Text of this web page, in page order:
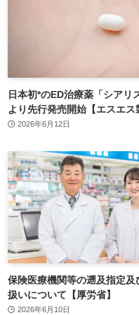
日本初*のED治療薬「シアリ
より先行発売開始【エスエス
2026年6月12日
保険医療機関等の遡及指定及
扱いについて【厚労省】
2026年6月10日